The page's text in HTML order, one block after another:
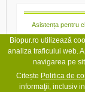
Asistența pentru
Biopur.ro utilizează
analiza traficului web.
navigarea pe
Citește Politica de
informaţii, inclusiv
Copyright